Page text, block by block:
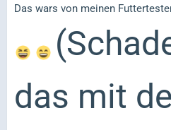
Das wars von meinen
das mit